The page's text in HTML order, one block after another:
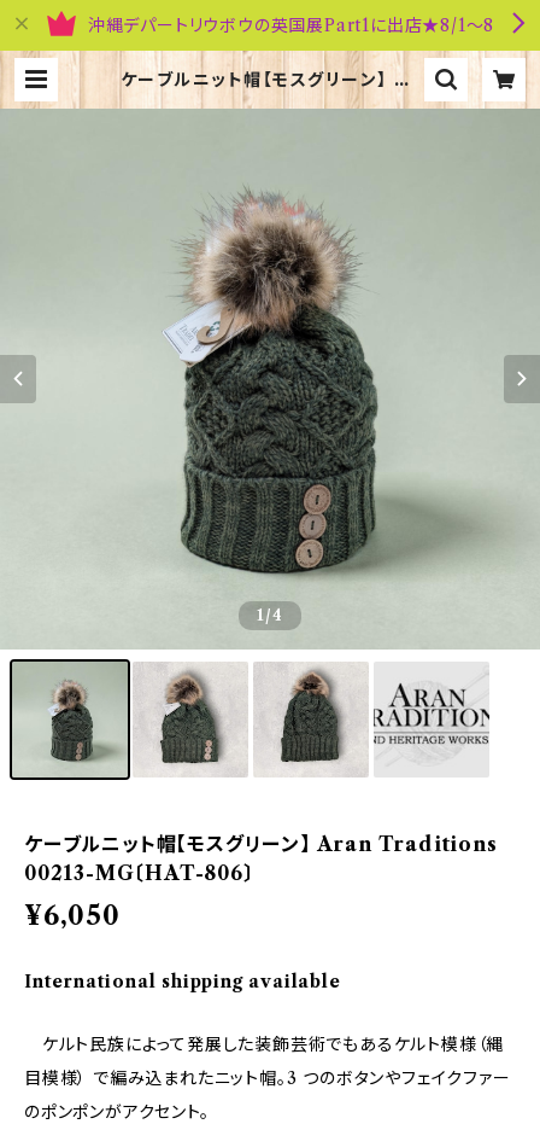
沖縄デパートリウボウの英国展Part1に出店★8/1～8
ケーブルニット帽【モスグリーン】 Ar
an Traditions 00213-MG〔HA
1/4
ケーブルニット帽【モスグリーン】 Aran Traditions
00213-MG〔HAT-806〕
¥6,050
International shipping available
ケルト民族によって発展した装飾芸術でもあるケルト模様（縄
目模様） で編み込まれたニット帽。3 つのボタンやフェイクファー
のポンポンがアクセント。